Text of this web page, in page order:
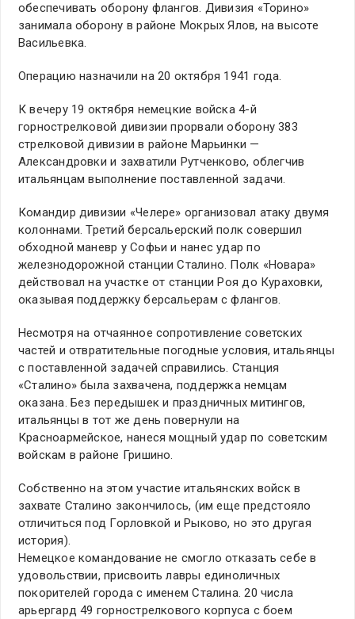
обеспечивать оборону флангов. Дивизия «Торино»
занимала оборону в районе Мокрых Ялов, на высоте
Васильевка.
Операцию назначили на 20 октября 1941 года.
К вечеру 19 октября немецкие войска 4-й
горнострелковой дивизии прорвали оборону 383
стрелковой дивизии в районе Марьинки —
Александровки и захватили Рутченково, облегчив
итальянцам выполнение поставленной задачи.
Командир дивизии «Челере» организовал атаку двумя
колоннами. Третий берсальерский полк совершил
обходной маневр у Софьи и нанес удар по
железнодорожной станции Сталино. Полк «Новара»
действовал на участке от станции Роя до Кураховки,
оказывая поддержку берсальерам с флангов.
Несмотря на отчаянное сопротивление советских
частей и отвратительные погодные условия, итальянцы
с поставленной задачей справились. Станция
«Сталино» была захвачена, поддержка немцам
оказана. Без передышек и праздничных митингов,
итальянцы в тот же день повернули на
Красноармейское, нанеся мощный удар по советским
войскам в районе Гришино.
Собственно на этом участие итальянских войск в
захвате Сталино закончилось, (им еще предстояло
отличиться под Горловкой и Рыково, но это другая
история).
Немецкое командование не смогло отказать себе в
удовольствии, присвоить лавры единоличных
покорителей города с именем Сталина. 20 числа
арьергард 49 горнострелкового корпуса с боем